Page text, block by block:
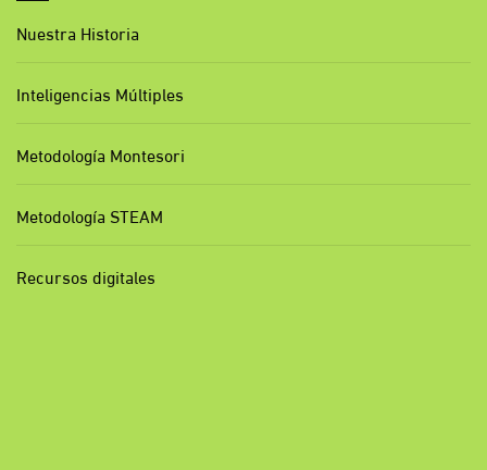
Nuestra Historia
Inteligencias Múltiples
Metodología Montesori
Metodología STEAM
Recursos digitales